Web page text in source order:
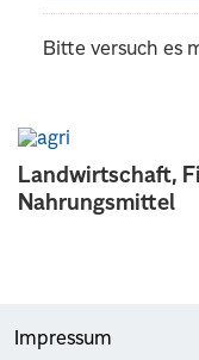
Landwirtschaft,
Nahrungsmittel
Bitte versuch es
Impressum